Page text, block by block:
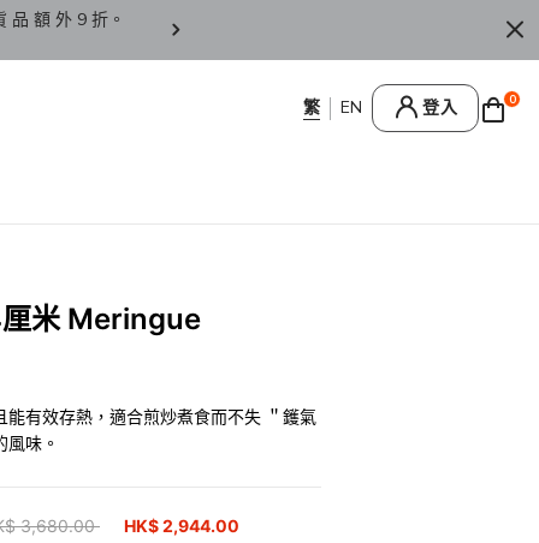
品 額 外 9 折。 香 港 / 澳 門 訂 單 滿
登入 0
米 Meringue
有效存熱，適合煎炒煮食而不失 ＂鑊氣
風味。
reduced from
3,680.00 HK$ 2,944.00